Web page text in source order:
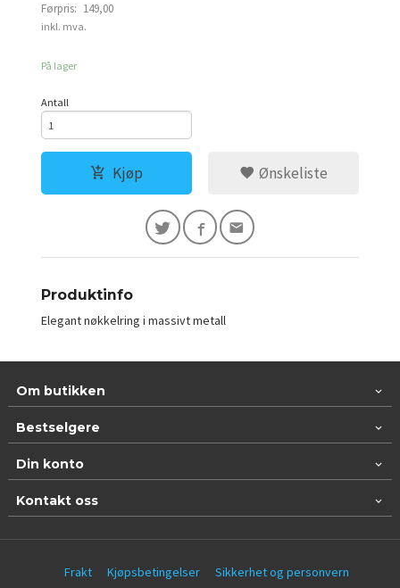
Førpris: 149,00
Rabatt
inkl. mva.
På lager
Antall
Kjøp Ønskeliste
Produktinfo
Elegant nøkkelring i massivt metall
Om butikken
Bestselgere
Din konto
Kontakt oss
Frakt Kjøpsbetingelser Sikkerhet og personvern